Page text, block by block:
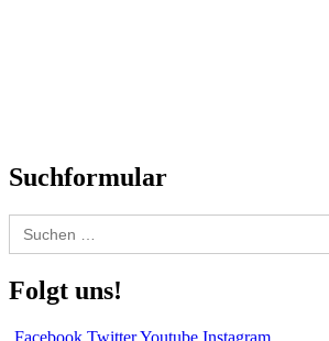
Suchformular
Search
for:
Folgt uns!
Facebook TwitterYoutube Instagram